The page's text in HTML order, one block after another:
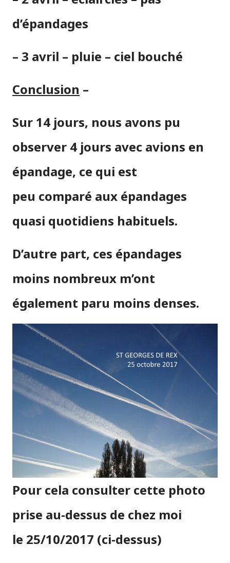
d’épandages
– 3 avril – pluie – ciel bouché
Conclusion –
Sur 14 jours, nous avons pu
observer 4 jours avec avions en
épandage, ce qui est
peu comparé aux épandages
quasi quotidiens habituels.
D’autre part, ces épandages
moins nombreux m’ont
également paru moins denses.
Pour cela consulter cette photo
prise au-dessus de chez moi
le 25/10/2017 (ci-dessus)